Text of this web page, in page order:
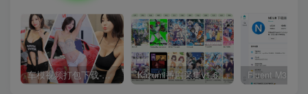
车模视频打包下载-高清无水印版 Kazumi番剧采集v1.6.9：支持自定义规则+在线观看+弹幕，跨平台下载